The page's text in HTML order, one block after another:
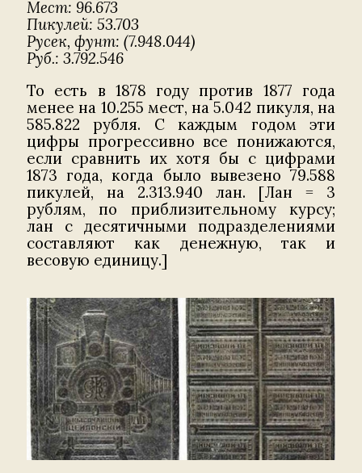
Мест: 96.673
Пикулей: 53.703
Русек, фунт: (7.948.044)
Руб.: 3.792.546
То есть в 1878 году против 1877 года
менее на 10.255 мест, на 5.042 пикуля, на
585.822 рубля. С каждым годом эти
цифры прогрессивно все понижаются,
если сравнить их хотя бы с цифрами
1873 года, когда было вывезено 79.588
пикулей, на 2.313.940 лан. [Лан = 3
рублям, по приблизительному курсу;
лан с десятичными подразделениями
составляют как денежную, так и
весовую единицу.]